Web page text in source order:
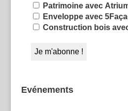
Patrimoine avec
Enveloppe avec
Construction bois
Evénements